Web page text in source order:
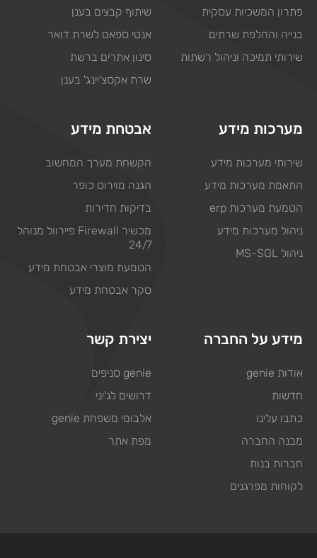
פתרון המשכיות עסקית
בנייה והחלפת שרתים
שירותי תמיכה וניהול רשתות
שיתוף קבצים בענן
אנטי ספאם לשרת דואר
סינון אתרים ברשת
שרת אקסצ'יינג' בענן
מערכות מידע
שירותי מערכות מידע
התאמת מערכות מידע
הטמעת מערכות erp
ניהול מערכות מידע
ניהול MS-SQL
אבטחת מידע
הקשחת מערך המחשוב
הגנה מוירוס כופר
בדיקות חדירות
מכשיר Firewall פיירוול מנוהל
24/7
הטמעת מוצרי אבטחת מידע
סקר אבטחת מידע
מידע על החברה
אודות genie
חדשות
כתבו עלינו
מבנה החברה
חברות בנות
לקוחות מפרגנים
יצירת קשר
genie סניפים
דרושים לג'יני
אלבומי משפחת genie
מפת אתר